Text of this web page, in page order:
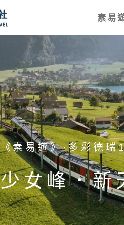
素易
《素易遊》·日本北陸
二進神的故
花．足利紫